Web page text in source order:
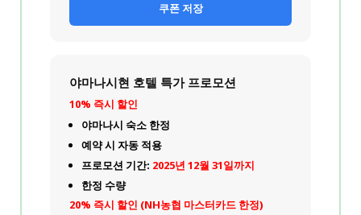
쿠폰 저장
야마나시현 호텔 특가 프로모션
10% 즉시 할인
야마나시 숙소 한정
예약 시 자동 적용
프로모션 기간: 2025년 12월 31일까지
한정 수량
20% 즉시 할인 (NH농협 마스터카드 한정)